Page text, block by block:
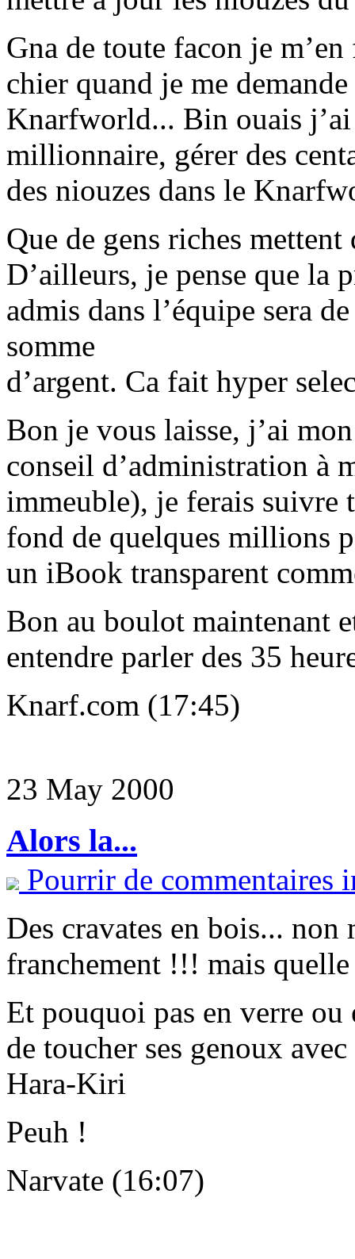
Gna de toute facon je
chier quand je me
Knarfworld... Bin ouais j’ai
millionnaire, gérer des
des niouzes dans le
Que de gens riches
D’ailleurs, je pense que la
admis dans l’équipe sera
somme
d’argent. Ca fait hyper
Bon je vous laisse, j’ai
conseil d’administration à
immeuble), je ferais suivre
fond de quelques millions
un iBook transparent
Bon au boulot maintenant
entendre parler des 35
Knarf.com (17:45)
23 May 2000
Alors la...
Pourrir de commentaires
Des cravates en bois...
franchement !!! mais
Et pouquoi pas en verre
de toucher ses genoux
Hara-Kiri
Peuh !
Narvate (16:07)